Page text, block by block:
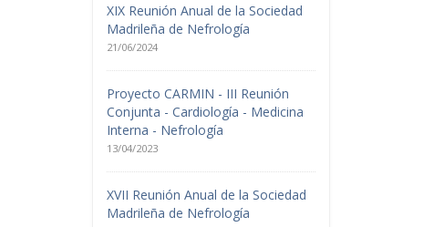
XIX Reunión Anual de la Sociedad
Madrileña de Nefrología
21/06/2024
Proyecto CARMIN - III Reunión
Conjunta - Cardiología - Medicina
Interna - Nefrología
13/04/2023
XVII Reunión Anual de la Sociedad
Madrileña de Nefrología